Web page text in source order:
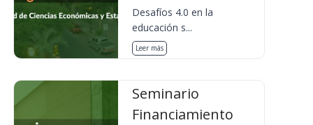
Desafíos 4.0 en la
educación s...
Leer más
Seminario
Financiamiento